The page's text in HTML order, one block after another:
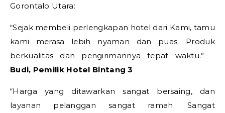
Gorontalo Utara:
“Sejak membeli perlengkapan hotel dari Kami, tamu
kami merasa lebih nyaman dan puas. Produk
berkualitas dan pengirimannya tepat waktu.” –
Budi, Pemilik Hotel Bintang 3
“Harga yang ditawarkan sangat bersaing, dan
layanan pelanggan sangat ramah. Sangat